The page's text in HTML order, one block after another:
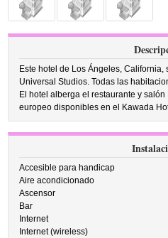
Este hotel de Los Ángeles, California,
Universal Studios. Todas las
El hotel alberga el restaurante y
europeo disponibles en el Kawada
Accesible para handicap
Aire acondicionado
Ascensor
Bar
Internet
Internet (wireless)